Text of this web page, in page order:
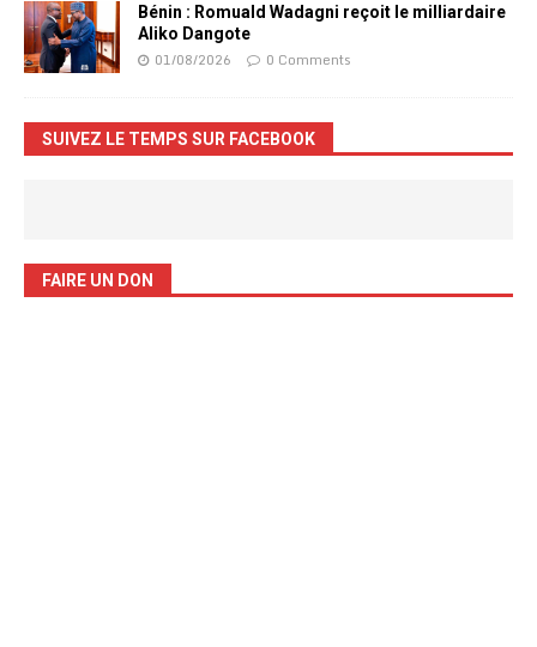
Bénin : Romuald Wadagni reçoit le milliardaire
Aliko Dangote
01/08/2026 0 Comments
SUIVEZ LE TEMPS SUR FACEBOOK
FAIRE UN DON